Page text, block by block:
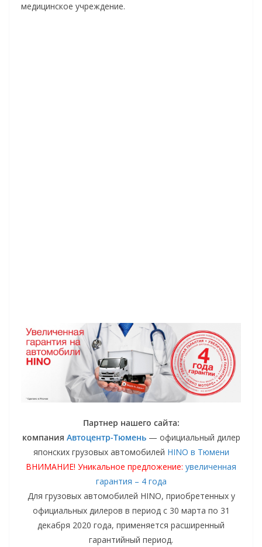
медицинское учреждение.
Партнер нашего сайта:
компания Автоцентр-Тюмень— официальный дилер
японских грузовых автомобилей HINO в Тюмени
ВНИМАНИЕ! Уникальное предложение: увеличенная
гарантия – 4 года
Для грузовых автомобилей HINO, приобретенных у
официальных дилеров в период с 30 марта по 31
декабря 2020 года, применяется расширенный
гарантийный период.